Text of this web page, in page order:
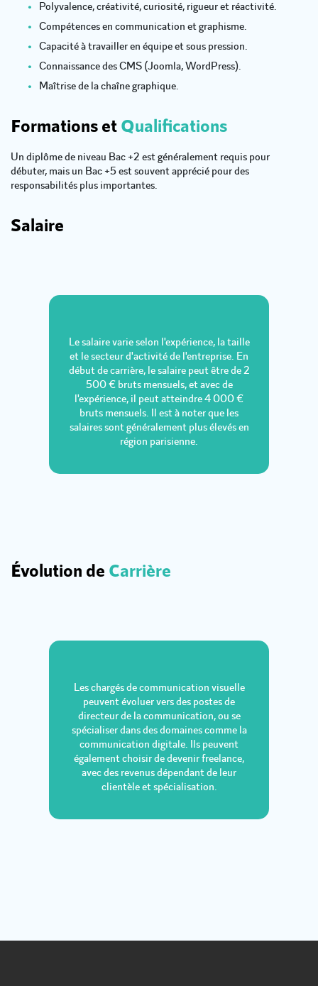
Polyvalence, créativité, curiosité, rigueur et réactivité.
Compétences en communication et graphisme.
Capacité à travailler en équipe et sous pression.
Connaissance des CMS (Joomla, WordPress).
Maîtrise de la chaîne graphique.
Formations et Qualifications
Un diplôme de niveau Bac +2 est généralement requis pour
débuter, mais un Bac +5 est souvent apprécié pour des
responsabilités plus importantes.
Salaire
Le salaire varie selon l'expérience, la taille
et le secteur d'activité de l'entreprise. En
début de carrière, le salaire peut être de 2
500 € bruts mensuels, et avec de
l'expérience, il peut atteindre 4 000 €
bruts mensuels. Il est à noter que les
salaires sont généralement plus élevés en
région parisienne.
Évolution de Carrière
Les chargés de communication visuelle
peuvent évoluer vers des postes de
directeur de la communication, ou se
spécialiser dans des domaines comme la
communication digitale. Ils peuvent
également choisir de devenir freelance,
avec des revenus dépendant de leur
clientèle et spécialisation.